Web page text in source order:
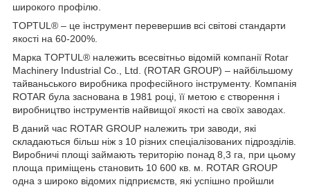
широкого профілю.
TOPTUL® – це інструмент перевершив всі світові стандарти
якості на 60-200%.
Марка TOPTUL® належить всесвітньо відомій компанії Rotar
Machinery Industrial Co., Ltd. (ROTAR GROUP) – найбільшому
тайваньського виробника професійного інструменту. Компанія
ROTAR була заснована в 1981 році, її метою є створення і
виробництво інструментів найвищої якості на своїх заводах.
В даний час ROTAR GROUP належить три заводи, які
складаються більш ніж з 10 різних спеціалізованих підрозділів.
Виробничі площі займають територію понад 8,3 га, при цьому
площа приміщень становить 10 600 кв. м. ROTAR GROUP
одна з широко відомих підприємств, які успішно пройшли